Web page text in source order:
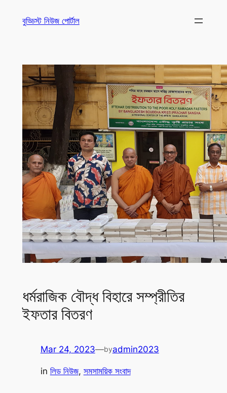
বুড্ডিস্ট নিউজ পোর্টাল
ধর্মরাজিক বৌদ্ধ বিহারে সম্প্রীতির
ইফতার বিতরণ
Mar 24, 2023—byadmin2023
in লিড নিউজ, সমসাময়িক সংবাদ